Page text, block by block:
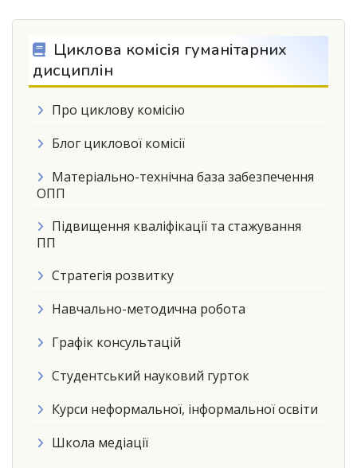
Циклова комісія гуманітарних
дисциплін
Про циклову комісію
Блог циклової комісії
Матеріально-технічна база забезпечення
ОПП
Підвищення кваліфікації та стажування
ПП
Стратегія розвитку
Навчально-методична робота
Графік консультацій
Студентський науковий гурток
Курси неформальної, інформальної освіти
Школа медіації